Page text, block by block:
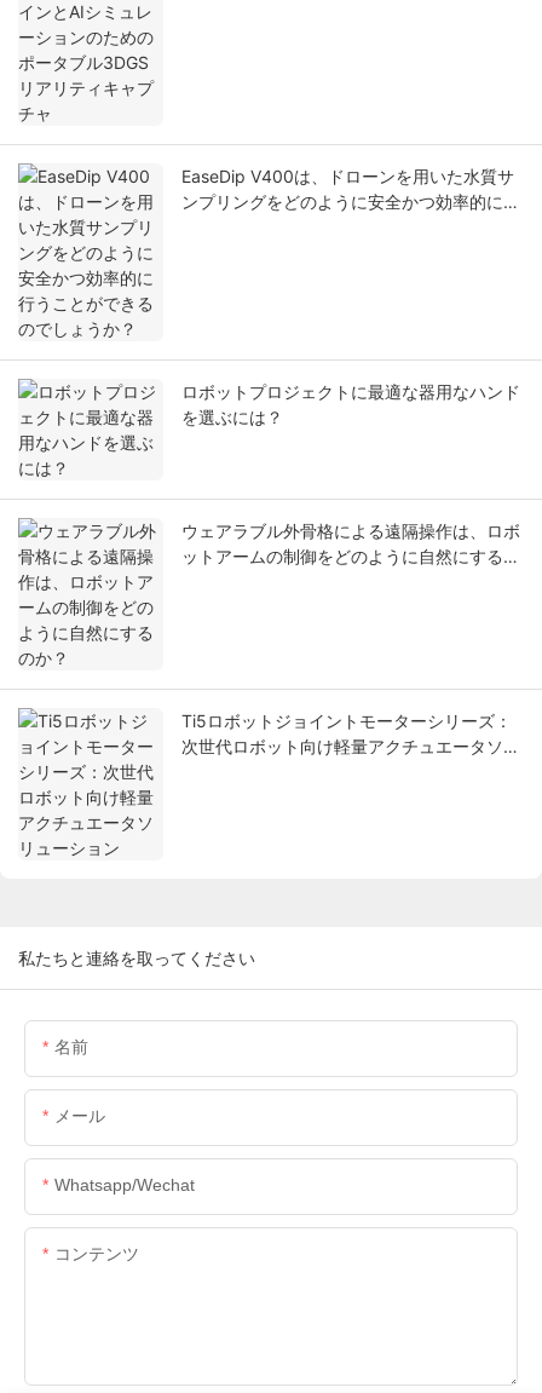
EaseDip V400は、ドローンを用いた水質サ
ンプリングをどのように安全かつ効率的に行
ロボットプロジェクトに最適な器用なハンド
を選ぶには？
ウェアラブル外骨格による遠隔操作は、ロボ
ットアームの制御をどのように自然にするの
Ti5ロボットジョイントモーターシリーズ：
次世代ロボット向け軽量アクチュエータソリ
私たちと連絡を取ってください
名前
メール
Whatsapp/wechat
コンテンツ